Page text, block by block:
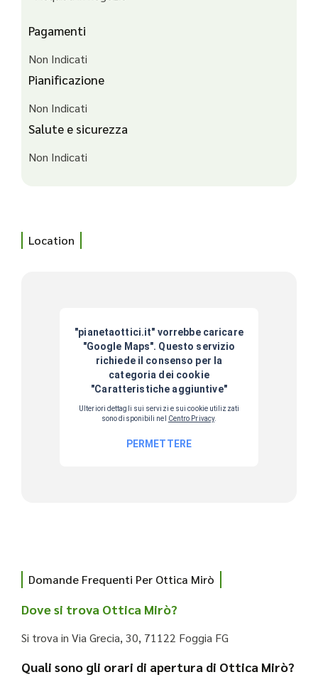
Pagamenti
Non Indicati
Pianificazione
Non Indicati
Salute e sicurezza
Non Indicati
Location
Domande Frequenti Per Ottica Mirò
Dove si trova Ottica Mirò?
Si trova in Via Grecia, 30, 71122 Foggia FG
Quali sono gli orari di apertura di Ottica Mirò?